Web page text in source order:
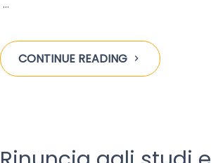
…
CONTINUE READING